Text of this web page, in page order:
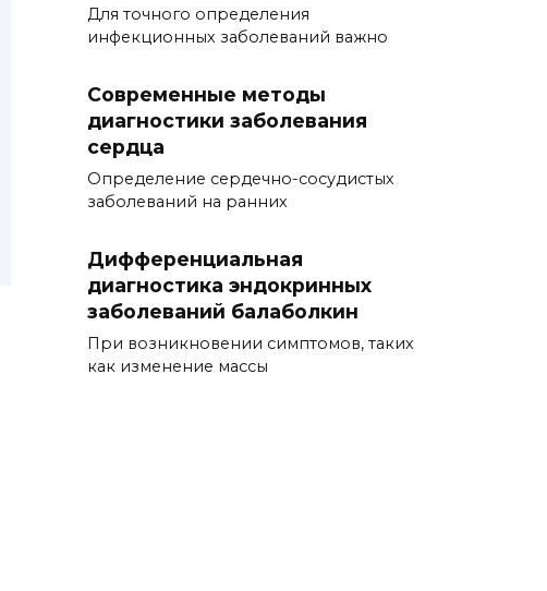
Для точного определения
инфекционных заболеваний важно
Современные методы
диагностики заболевания
сердца
Определение сердечно-сосудистых
заболеваний на ранних
Дифференциальная
диагностика эндокринных
заболеваний балаболкин
При возникновении симптомов, таких
как изменение массы